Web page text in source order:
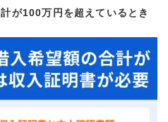
が100万円を超えているとき